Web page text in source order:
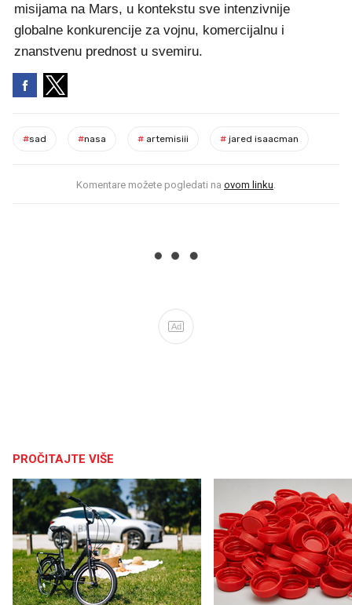
misijama na Mars, u kontekstu sve intenzivnije
globalne konkurencije za vojnu, komercijalnu i
znanstvenu prednost u svemiru.
#sad #nasa # artemisiii # jared isaacman
Komentare možete pogledati na ovom linku.
Ad
PROČITAJTE VIŠE